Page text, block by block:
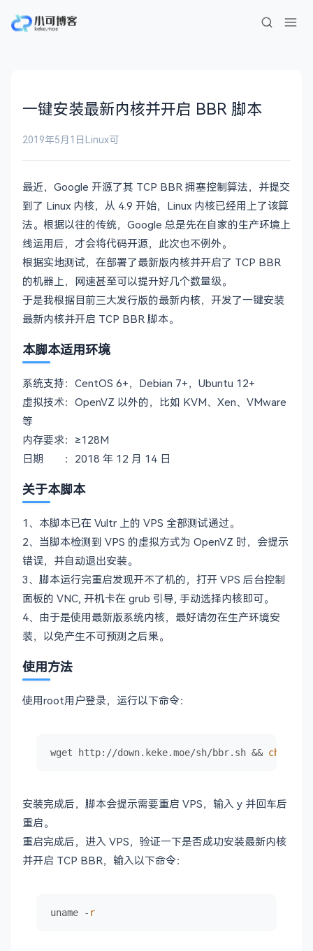
一键安装最新内核并开启 BBR 脚本
2019年5月1日Linux可
最近，Google 开源了其 TCP BBR 拥塞控制算法，并提交
到了 Linux 内核，从 4.9 开始，Linux 内核已经用上了该算
法。根据以往的传统，Google 总是先在自家的生产环境上
线运用后，才会将代码开源，此次也不例外。
根据实地测试，在部署了最新版内核并开启了 TCP BBR
的机器上，网速甚至可以提升好几个数量级。
于是我根据目前三大发行版的最新内核，开发了一键安装
最新内核并开启 TCP BBR 脚本。
本脚本适用环境
系统支持：CentOS 6+，Debian 7+，Ubuntu 12+
虚拟技术：OpenVZ 以外的，比如 KVM、Xen、VMware
等
内存要求：≥128M
日期 ：2018 年 12 月 14 日
关于本脚本
1、本脚本已在 Vultr 上的 VPS 全部测试通过。
2、当脚本检测到 VPS 的虚拟方式为 OpenVZ 时，会提示
错误，并自动退出安装。
3、脚本运行完重启发现开不了机的，打开 VPS 后台控制
面板的 VNC, 开机卡在 grub 引导, 手动选择内核即可。
4、由于是使用最新版系统内核，最好请勿在生产环境安
装，以免产生不可预测之后果。
使用方法
使用root用户登录，运行以下命令：
wget http://down.keke.moe/sh/bbr.sh && chmod
安装完成后，脚本会提示需要重启 VPS，输入 y 并回车后
重启。
重启完成后，进入 VPS，验证一下是否成功安装最新内核
并开启 TCP BBR，输入以下命令：
uname - r